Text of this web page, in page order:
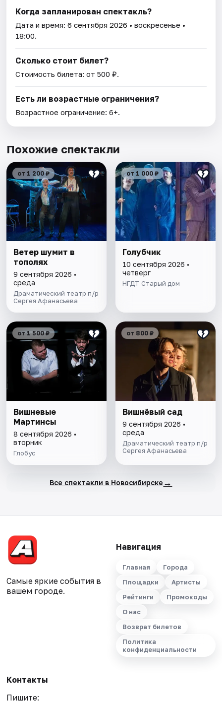
Когда запланирован спектакль?
Дата и время:6 сентября 2026 • воскресенье •
18:00.
Сколько стоит билет?
Стоимость билета: от 500 ₽.
Есть ли возрастные ограничения?
Возрастное ограничение: 6+.
Похожие спектакли
от 1 200 ₽
Ветер шумит в
тополях
9 сентября 2026 •
среда
Драматический театр п/р
Сергея Афанасьева
от 1 000 ₽
Голубчик
10 сентября 2026 •
четверг
НГДТ Старый дом
от 1 500 ₽
Вишневые
Мартинсы
8 сентября 2026 •
вторник
Глобус
от 800 ₽
Вишнёвый сад
9 сентября 2026 •
среда
Драматический театр п/р
Сергея Афанасьева
Все спектакли в Новосибирске →
Самые яркие события в
вашем городе.
Навигация
Главная
Города
Площадки
Артисты
Рейтинги
Промокоды
О нас
Возврат билетов
Политика
конфиденциальности
Контакты
Пишите: